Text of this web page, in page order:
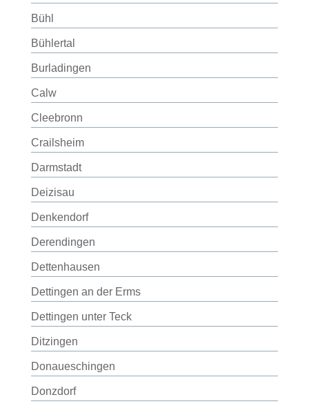
Bühl
Bühlertal
Burladingen
Calw
Cleebronn
Crailsheim
Darmstadt
Deizisau
Denkendorf
Derendingen
Dettenhausen
Dettingen an der Erms
Dettingen unter Teck
Ditzingen
Donaueschingen
Donzdorf